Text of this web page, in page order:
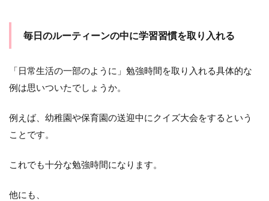
毎日のルーティーンの中に学習習慣を取り入れる
「日常生活の一部のように」勉強時間を取り入れる具体的な
例は思いついたでしょうか。
例えば、幼稚園や保育園の送迎中にクイズ大会をするという
ことです。
これでも十分な勉強時間になります。
他にも、